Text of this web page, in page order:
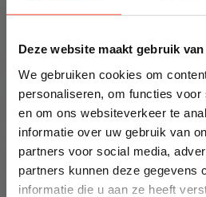
Deze website maakt gebruik
We gebruiken cookies om
personaliseren, om functies voor
en om ons websiteverkeer te
informatie over uw gebruik van
partners voor social media,
partners kunnen deze gegevens
informatie die u aan ze heeft
een schilder uit de regio
Direct inzicht in een
Altijd een schilder bij
Prijsindicatie starten
👉 Inzicht in enkele minuten